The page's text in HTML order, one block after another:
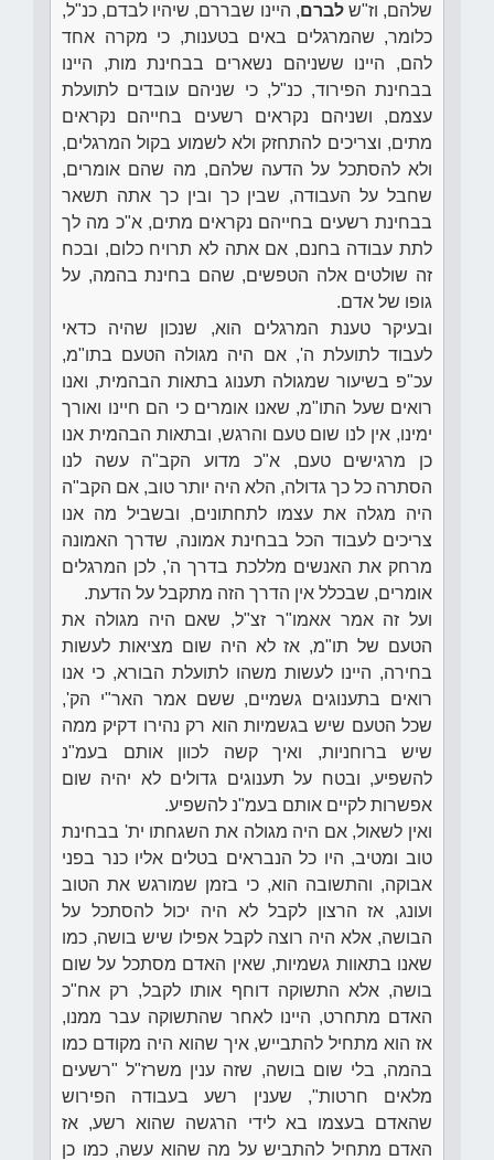
שלהם, וז"שלברם, היינו שבררם, שיהיו לבדם, כנ"ל,
כלומר, שהמרגלים באים בטענות, כי מקרה אחד
להם, היינו ששניהם נשארים בבחינת מות, היינו
בבחינת הפירוד, כנ"ל, כי שניהם עובדים לתועלת
עצמם, ושניהם נקראים רשעים בחייהם נקראים
מתים, וצריכים להתחזק ולא לשמוע בקול המרגלים,
ולא להסתכל על הדעה שלהם, מה שהם אומרים,
שחבל על העבודה, שבין כך ובין כך אתה תשאר
בבחינת רשעים בחייהם נקראים מתים, א"כ מה לך
לתת עבודה בחנם, אם אתה לא תרויח כלום, ובכח
זה שולטים אלה הטפשים, שהם בחינת בהמה, על
גופו של אדם.
ובעיקר טענת המרגלים הוא, שנכון שהיה כדאי
לעבוד לתועלת ה', אם היה מגולה הטעם בתו"מ,
עכ"פ בשיעור שמגולה תענוג בתאות הבהמית, ואנו
רואים שעל התו"מ, שאנו אומרים כי הם חיינו ואורך
ימינו, אין לנו שום טעם והרגש, ובתאות הבהמית אנו
כן מרגישים טעם, א"כ מדוע הקב"ה עשה לנו
הסתרה כל כך גדולה, הלא היה יותר טוב, אם הקב"ה
היה מגלה את עצמו לתחתונים, ובשביל מה אנו
צריכים לעבוד הכל בבחינת אמונה, שדרך האמונה
מרחק את האנשים מללכת בדרך ה', לכן המרגלים
אומרים, שבכלל אין הדרך הזה מתקבל על הדעת.
ועל זה אמר אאמו"ר זצ"ל, שאם היה מגולה את
הטעם של תו"מ, אז לא היה שום מציאות לעשות
בחירה, היינו לעשות משהו לתועלת הבורא, כי אנו
רואים בתענוגים גשמיים, ששם אמר האר"י הק',
שכל הטעם שיש בגשמיות הוא רק נהירו דקיק ממה
שיש ברוחניות, ואיך קשה לכוון אותם בעמ"נ
להשפיע, ובטח על תענוגים גדולים לא יהיה שום
אפשרות לקיים אותם בעמ"נ להשפיע.
ואין לשאול, אם היה מגולה את השגחתו ית' בבחינת
טוב ומטיב, היו כל הנבראים בטלים אליו כנר בפני
אבוקה, והתשובה הוא, כי בזמן שמורגש את הטוב
ועונג, אז הרצון לקבל לא היה יכול להסתכל על
הבושה, אלא היה רוצה לקבל אפילו שיש בושה, כמו
שאנו בתאוות גשמיות, שאין האדם מסתכל על שום
בושה, אלא התשוקה דוחף אותו לקבל, רק אח"כ
האדם מתחרט, היינו לאחר שהתשוקה עבר ממנו,
אז הוא מתחיל להתבייש, איך שהוא היה מקודם כמו
בהמה, בלי שום בושה, שזה ענין משרז"ל "רשעים
מלאים חרטות", שענין רשע בעבודה הפירוש
שהאדם בעצמו בא לידי הרגשה שהוא רשע, אז
האדם מתחיל להתביש על מה שהוא עשה, כמו כן